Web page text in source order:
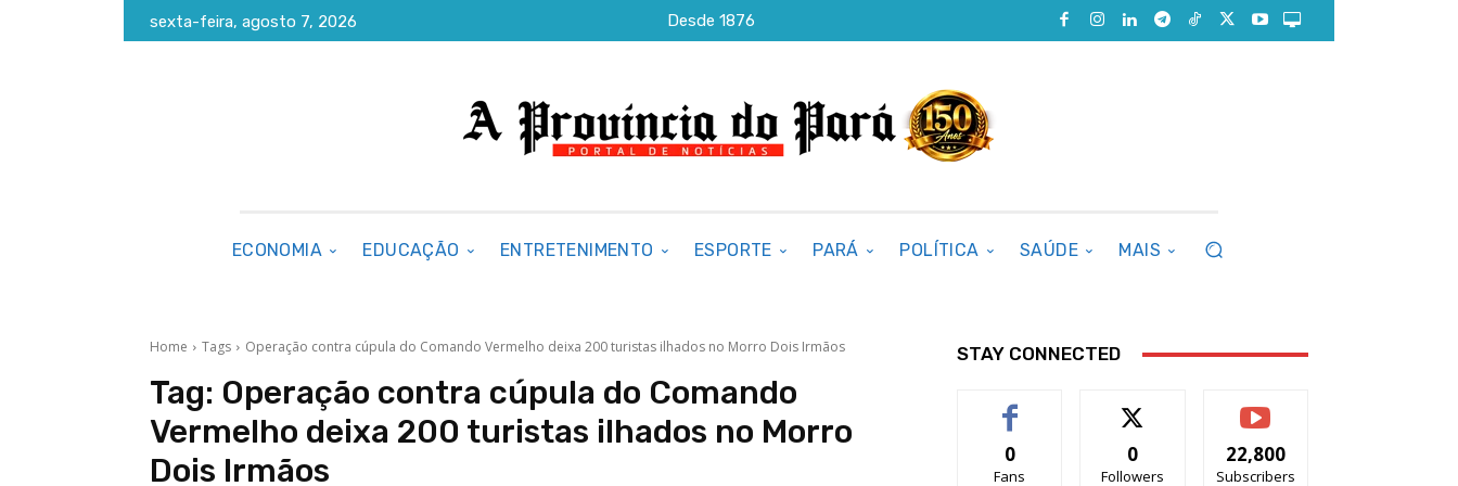
sexta-feira, agosto 7, 2026 Desde 1876
ECONOMIA EDUCAÇÃO ENTRETENIMENTO ESPORTE PARÁ POLÍTICA SAÚDE MAIS
Home Tags Operação contra cúpula do Comando Vermelho deixa 200 turistas ilhados no Morro Dois Irmãos
Tag: Operação contra cúpula do Comando
Vermelho deixa 200 turistas ilhados no Morro
Dois Irmãos
STAY CONNECTED
0
Fans
0
Followers
22,800
Subscribers